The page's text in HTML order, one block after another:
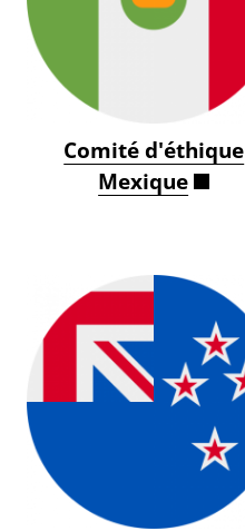
Comité d'éthique
Mexique